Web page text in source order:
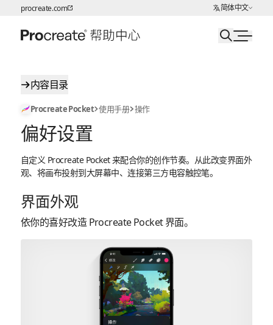
跳转至内容
procreate.com 简体中文
选择语言
内容目录
Procreate Pocket 使用手册 操作
偏好设置
自定义 Procreate Pocket 来配合你的创作节奏。从此改变界面外
观、将画布投射到大屏幕中、连接第三方电容触控笔。
界面外观
依你的喜好改造 Procreate Pocket 界面。